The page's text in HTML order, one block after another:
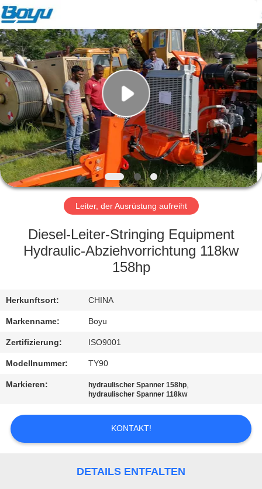
HAUS
PRODUKTE
ÜBER
UNS
FABRIK-
AUSFLUG
QUALITÄTSKONTROLLE
SIE
MIT
UNS
IN
VERBINDUNG
NACHRICHTEN
Boyu
Electric
Power
Machinery
Co.,LTD.
All
Rights
Reserved.
Leiter, der Ausrüstung aufreiht
Diesel-Leiter-Stringing Equipment
Hydraulic-Abziehvorrichtung 118kw
158hp
Herkunftsort: CHINA
Markenname: Boyu
Zertifizierung: ISO9001
Modellnummer: TY90
Markieren: hydraulischer Spanner 158hp,
hydraulischer Spanner 118kw
KONTAKT!
DETAILS ENTFALTEN